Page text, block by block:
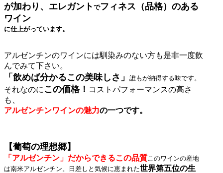
が加わり、エレガント でフィネス（品格）のある
ワイン
に仕上がっています。
アルゼンチンのワインには馴染みのない方も是非一度飲
んでみて下さい。
「飲めば分かるこの美味しさ」 誰もが納得する味です。
それなのに この価格！ コストパフォーマンスの高さ
も、
アルゼンチンワインの魅力の一つです。
【葡萄の理想郷】
「アルゼンチン」だからできるこの品質このワインの産地
は南米アルゼンチン。
日差しと気候に恵まれた世界第五位の生